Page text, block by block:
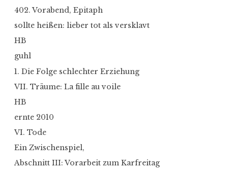
402. Vorabend, Epitaph
sollte heißen: lieber tot als versklavt
HB
guhl
1. Die Folge schlechter Erziehung
VII. Träume: La fille au voile
HB
ernte 2010
VI. Tode
Ein Zwischenspiel,
Abschnitt III: Vorarbeit zum Karfreitag